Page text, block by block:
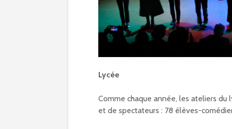
Lycée
Comme chaque année, les ateliers
et de spectateurs : 78 élèves-